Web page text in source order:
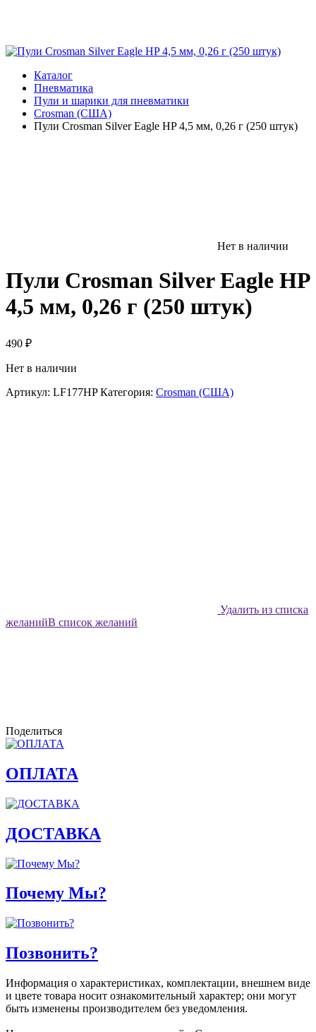
Каталог
Пневматика
Пули и шарики для пневматики
Crosman (США)
Пули Crosman Silver Eagle HP 4,5 мм, 0,26 г (250 штук)
Нет в наличии
Пули Crosman Silver Eagle HP
4,5 мм, 0,26 г (250 штук)
490 ₽
Нет в наличии
Артикул: LF177HP Категория: Crosman (США)
Удалить из списка
желанийВ список желаний
Поделиться
ОПЛАТА
ДОСТАВКА
Почему Мы?
Позвонить?
Информация о характеристиках, комплектации, внешнем виде
и цвете товара носит ознакомительный характер; они могут
быть изменены производителем без уведомления.